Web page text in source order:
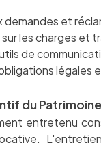
demandes et
les charges et
de
légales
du Patrimoine
entretenu